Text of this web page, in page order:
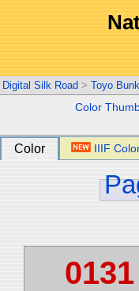
Digital Silk Road > Toyo
Color
Color IIIF
0131